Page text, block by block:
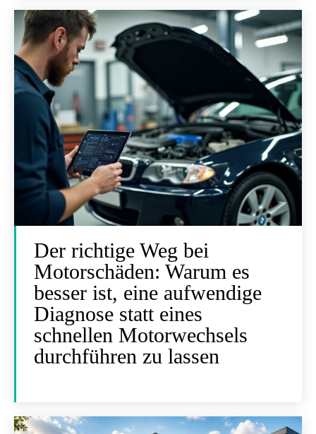
Der richtige Weg bei
Motorschäden: Warum es
besser ist, eine aufwendige
Diagnose statt eines
schnellen Motorwechsels
durchführen zu lassen